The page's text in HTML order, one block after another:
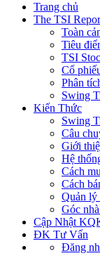
Trang chủ
The TSI
Toàn
Tiêu
TSI
Cổ
Phân
Swing
Kiến Thức
Swing
Câu
Giới
Hệ
Cách
Cách
Quản lý
Góc
Cập Nhật
ĐK Tư Vấn
Đăng